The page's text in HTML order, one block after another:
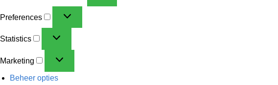
Preferences
Statistics
Marketing
Beheer opties